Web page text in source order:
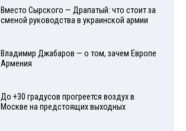
Вместо Сырского — Драпатый: что стоит за
сменой руководства в украинской армии
Владимир Джабаров — о том, зачем Европе
Армения
До +30 градусов прогреется воздух в
Москве на предстоящих выходных